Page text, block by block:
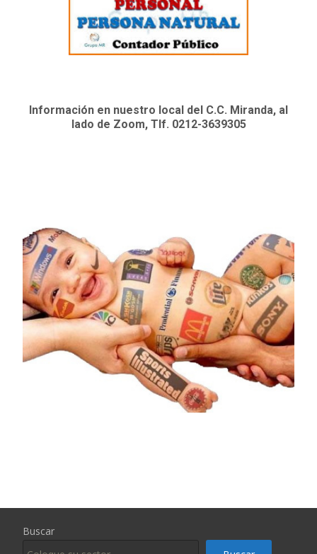
Información en nuestro local del C.C. Miranda, al
lado de Zoom, Tlf. 0212-3639305
Buscar